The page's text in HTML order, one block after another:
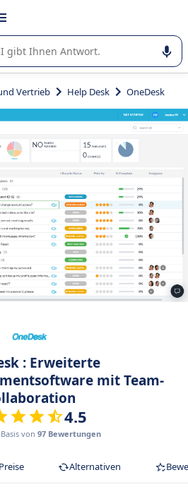
mit
bei der Nutzung oder Auswahl
Vertrieb Help Desk OneDesk
: Erweiterte
mit Team-
4.5
von 97 Bewertungen
Preise Alternativen